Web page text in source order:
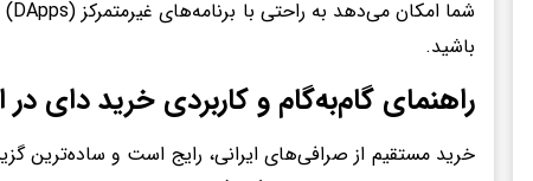
باشید.
راهنمای گام‌به‌گام و کاربردی خرید دای در
خرید مستقیم از صرافی‌های ایرانی، رایج است و ساده‌ترین